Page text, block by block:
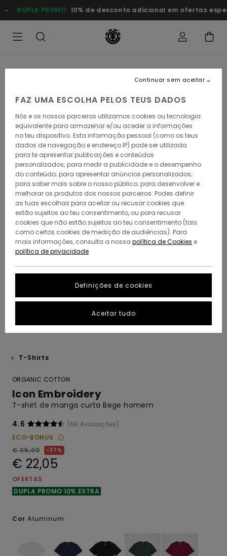
para
a
PROMO 10% de desconto adicional em ofertas especiais
T-Shirts
ORGANIC COTTON
Icon Embroidery
T-shirt de manga curta Bege homem
4.6
(68 Avaliações)
ECO-BONUS
€ 35,00
37%
€ 22,05
OFERTAS
DUPLA PROMO 10% EXTRA
Cor Aluminum
FAZ UMA ESCOLHA PELOS TEUS DADOS
Nós e os nossos parceiros utilizamos cookies ou tecnologia
equivalente para armazenar e/ou aceder a informações
no teu dispositivo. Esta informação pessoal (como os teus
dados de navegação e endereço IP) pode ser utilizada
para te apresentar publicações e conteúdos
personalizados; para medir a publicidade e o desempenho
do conteúdo; para apresentar anúncios personalizados;
para saber mais sobre o nosso público; para desenvolver e
melhorar os produtos dos nossos parceiros. Podes definir
as tuas escolhas para aceitar ou recusar cookies que
estão sujeitos ao teu consentimento, ou para recusar
cookies que não estão sujeitos ao teu consentimento (tais
como certos cookies de medição de audiências). Para
mais informações, consulta a nossa política de Cookies e
política de privacidade
Definições de cookies
Continuar sem aceitar
Aceitar tudo